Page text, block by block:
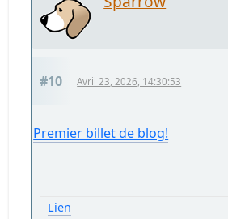
#10 Avril 23, 2026, 14:30:53
Premier billet de blog!
Lien